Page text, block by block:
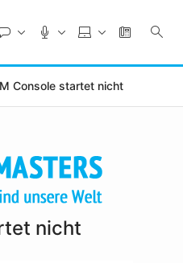
Console startet nicht
nicht